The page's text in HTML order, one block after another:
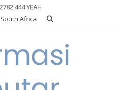
444 YEAH
Africa